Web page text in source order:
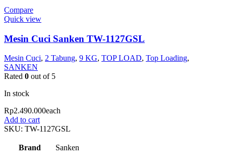
Compare
Quick view
Mesin Cuci Sanken TW-1127GSL
Mesin Cuci, 2 Tabung, 9 KG, TOP LOAD, Top Loading,
SANKEN
Rated 0 out of 5
In stock
Rp2.490.000each
Add to cart
SKU: TW-1127GSL
Brand Sanken